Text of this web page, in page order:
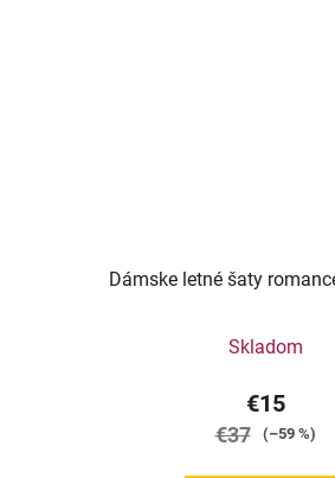
Dámske letné šaty
Skladom
€15
€37 (–59 %)